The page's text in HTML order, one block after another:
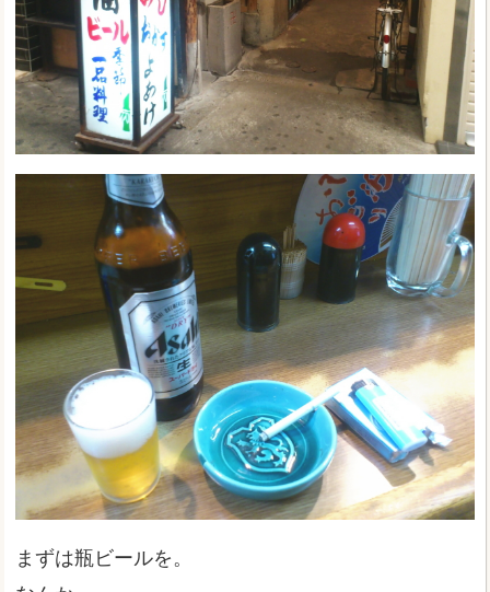
まずは瓶ビールを。